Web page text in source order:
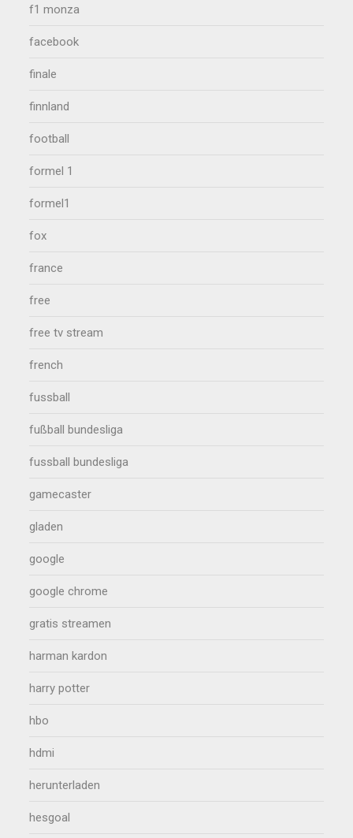
f1 monza
facebook
finale
finnland
football
formel 1
formel1
fox
france
free
free tv stream
french
fussball
fußball bundesliga
fussball bundesliga
gamecaster
gladen
google
google chrome
gratis streamen
harman kardon
harry potter
hbo
hdmi
herunterladen
hesgoal